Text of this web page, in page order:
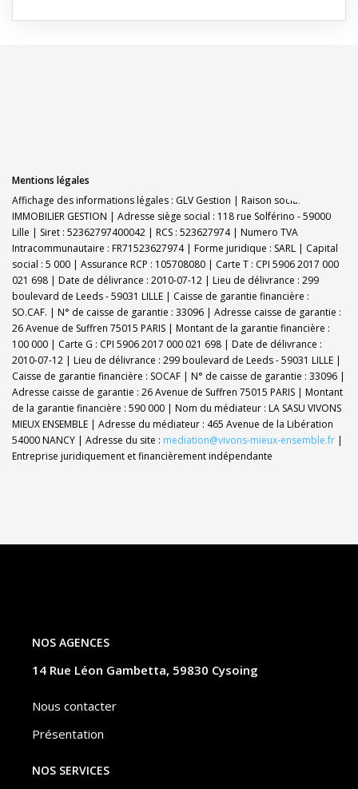
Mentions légales
Affichage des informations légales : GLV Gestion | Raison sociale : GLV
IMMOBILIER GESTION | Adresse siège social : 118 rue Solférino - 59000
Lille | Siret : 52362797400042 | RCS : 523627974 | Numero TVA
Intracommunautaire : FR71523627974 | Forme juridique : SARL | Capital
social : 5 000 | Assurance RCP : 105708080 | Carte T : CPI 5906 2017 000
021 698 | Date de délivrance : 2010-07-12 | Lieu de délivrance : 299
boulevard de Leeds - 59031 LILLE | Caisse de garantie financière :
SO.CAF. | N° de caisse de garantie : 33096 | Adresse caisse de garantie :
26 Avenue de Suffren 75015 PARIS | Montant de la garantie financière :
100 000 | Carte G : CPI 5906 2017 000 021 698 | Date de délivrance :
2010-07-12 | Lieu de délivrance : 299 boulevard de Leeds - 59031 LILLE |
Caisse de garantie financière : SOCAF | N° de caisse de garantie : 33096 |
Adresse caisse de garantie : 26 Avenue de Suffren 75015 PARIS | Montant
de la garantie financière : 590 000 | Nom du médiateur : LA SASU VIVONS
MIEUX ENSEMBLE | Adresse du médiateur : 465 Avenue de la Libération
54000 NANCY | Adresse du site : mediation@vivons-mieux-ensemble.fr |
Entreprise juridiquement et financièrement indépendante
NOS AGENCES
14 Rue Léon Gambetta, 59830 Cysoing
Nous contacter
Présentation
NOS SERVICES